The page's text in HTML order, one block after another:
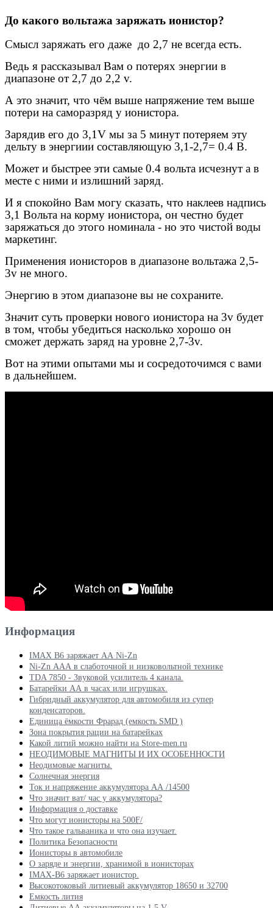
До какого вольтажа заряжать ионистор?
Смысл заряжать его даже до 2,7 не всегда есть.
Ведь я рассказывал Вам о потерях энергии в
диапазоне от 2,7 до 2,2 v.
А это значит, что чём выше напряжение тем выше
потери на саморазряд у ионистора.
Зарядив его до 3,1V мы за 5 минут потеряем эту
дельту в энергиии составляющую 3,1-2,7= 0.4 В.
Может и быстрее эти самые 0.4 вольта исчезнут а в
месте с ними и излишний заряд.
И я спокойно Вам могу сказать, что наклеев надпись
3,1 Вольта на корму ионистора, он честно будет
заряжаться до этого номинала - но это чистой воды
маркетинг.
Применения ионисторов в диапазоне вольтажа 2,5-
3v не много.
Энергию в этом диапазоне вы не сохраните.
Значит суть проверки нового ионистора на 3v будет
в том, чтобы убедиться насколько хорошо он
сможет держать заряд на уровне 2,7-3v.
Вот на этими опытами мы и сосредоточимся с вами
в дальнейшем.
Информация
IMAX B6 заряжает АА Ni-Zn
Ni-Zn ААА в слаботочной и низковольтной технике
TDA 7850 - Звуковой усилитель 4 канала.
Батарейки АА в часах или игрушках.
Гибридный аккумулятор для автомобиля из супер
конденсаторов.
Единица ёмкости Фрарад (емкость SMD )
Зона покрытия рации на батарейках
Какой литий можно найти на Store-men.ru
НЕОДИМОВЫЕ МАГНИТЫ И ИХ ОСОБЕННОСТИ
Неодимовые магниты.
Солнечная энергия
Ток и напряжение аккумулятора АА /14500
Что значит ват/ час у аккумулятора?
Информация о доставке
Что могут ионисторы на 500F/
Что такое гальваника и что она изучает.
Политика Безопасности
Ионисторы в автомобиле
О заряде и энергии, хранимой в ионисторах
IMAX-B6 заряжает ионистор.
Высокотоковый литиевый аккумулятор 18650 и 32700
Емкость лития